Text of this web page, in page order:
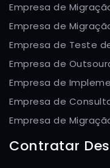
Empresa de
Empresa de
Empresa de Teste
Empresa de
Empresa de
Empresa de
Empresa de
Contratar